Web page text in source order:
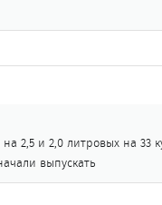
2,5 и 2,0 литровых на 33
выпускать